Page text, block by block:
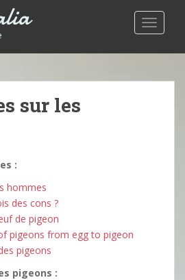
Toggle
sur les
:
hommes
des cons ?
de pigeon
pigeons from egg to pigeon
pigeons
pigeons :